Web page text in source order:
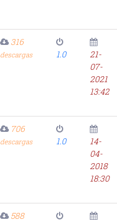
316
descargas 1.0
21-
07-
2021
13:42
706
descargas 1.0
14-
04-
2018
18:30
588